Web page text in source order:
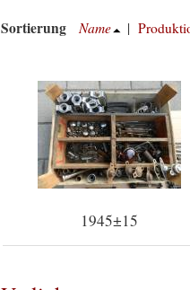
Sortierung Name |
1945±15